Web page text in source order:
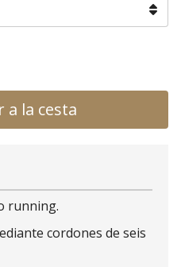
a la cesta
running.
cordones de seis